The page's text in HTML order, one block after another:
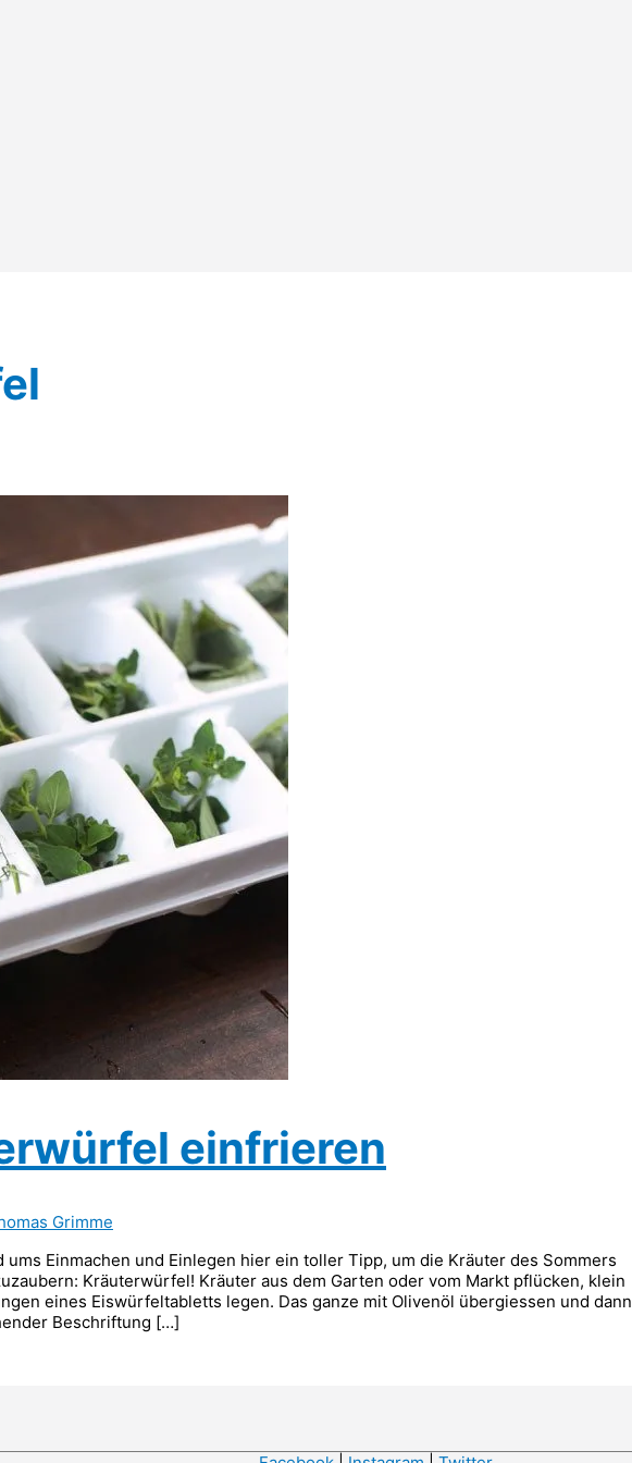
einfrieren
Grimme
Einmachen und Einlegen hier ein toller Tipp, um die Kräuter des Sommers
Kräuterwürfel! Kräuter aus dem Garten oder vom Markt pflücken, klein
eines Eiswürfeltabletts legen. Das ganze mit Olivenöl übergiessen und dann
Beschriftung […]